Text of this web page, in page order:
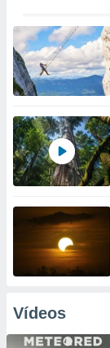
Vídeos